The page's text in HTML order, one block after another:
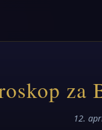
za
12.